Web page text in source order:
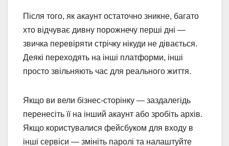
Після того, як акаунт остаточно зникне, багато
хто відчуває дивну порожнечу перші дні —
звичка перевіряти стрічку нікуди не дівається.
Деякі переходять на інші платформи, інші
просто звільняють час для реального життя.
Якщо ви вели бізнес-сторінку — заздалегідь
перенесіть її на інший акаунт або зробіть архів.
Якщо користувалися фейсбуком для входу в
інші сервіси — змініть паролі та налаштуйте